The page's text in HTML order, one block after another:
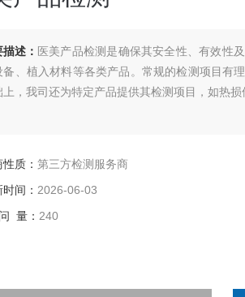
述： 医美产品检测是确保其安全性、有效性
备、植入材料等各类产品。常规的检测项目有
上，我司还为特定产品提供其检测项目，如热
质： 第三方检测服务商
间： 2026-06-03
量： 240